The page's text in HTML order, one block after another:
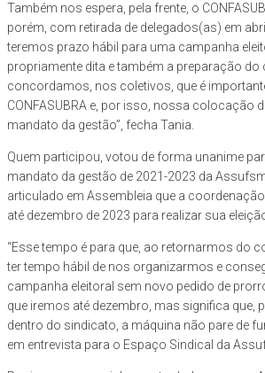
Também nos espera, pela frente, o
porém, com retirada de delegados(as) em
teremos prazo hábil para uma campanha
propriamente dita e também a preparação do
concordamos, nos coletivos, que é
CONFASUBRA e, por isso, nossa colocação
mandato da gestão”, fecha Tania.
Quem participou, votou de forma unanime
mandato da gestão de 2021-2023 da
articulado em Assembleia que a
até dezembro de 2023 para realizar sua
“Esse tempo é para que, ao retornarmos do
ter tempo hábil de nos organizarmos e
campanha eleitoral sem novo pedido de
que iremos até dezembro, mas significa que,
dentro do sindicato, a máquina não pare de
em entrevista para o Espaço Sindical da